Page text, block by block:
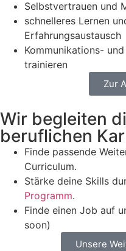
Selbstvertrauen und
schnelleres Lernen
Erfahrungsaustausch
Kommunikations-
trainieren
Zur
Wir begleiten
beruflichen
Finde passende
Curriculum.
Stärke deine Skills
Programm.
Finde einen Job auf
soon)
Unsere